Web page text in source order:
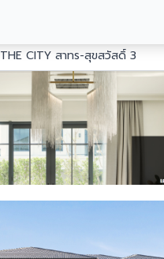
THE CITY สาทร-สุขสวัสดิ์ 3